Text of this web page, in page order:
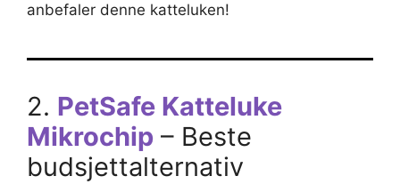
anbefaler denne katteluken!
2. PetSafe Katteluke
Mikrochip – Beste
budsjettalternativ